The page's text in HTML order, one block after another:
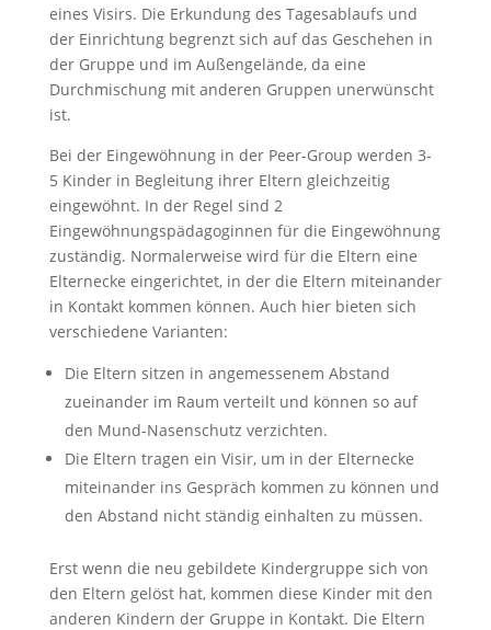
eines Visirs. Die Erkundung des Tagesablaufs und
der Einrichtung begrenzt sich auf das Geschehen in
der Gruppe und im Außengelände, da eine
Durchmischung mit anderen Gruppen unerwünscht
ist.
Bei der Eingewöhnung in der Peer-Group werden 3-
5 Kinder in Begleitung ihrer Eltern gleichzeitig
eingewöhnt. In der Regel sind 2
Eingewöhnungspädagoginnen für die Eingewöhnung
zuständig. Normalerweise wird für die Eltern eine
Elternecke eingerichtet, in der die Eltern miteinander
in Kontakt kommen können. Auch hier bieten sich
verschiedene Varianten:
Die Eltern sitzen in angemessenem Abstand
zueinander im Raum verteilt und können so auf
den Mund-Nasenschutz verzichten.
Die Eltern tragen ein Visir, um in der Elternecke
miteinander ins Gespräch kommen zu können und
den Abstand nicht ständig einhalten zu müssen.
Erst wenn die neu gebildete Kindergruppe sich von
den Eltern gelöst hat, kommen diese Kinder mit den
anderen Kindern der Gruppe in Kontakt. Die Eltern